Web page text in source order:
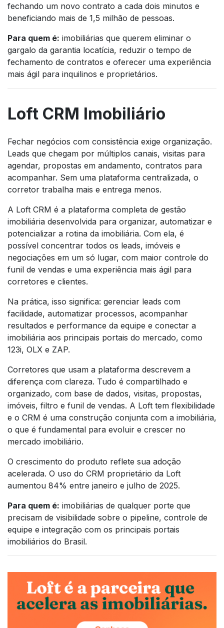
fechando um novo contrato a cada dois minutos e
beneficiando mais de 1,5 milhão de pessoas.
Para quem é: imobiliárias que querem eliminar o
gargalo da garantia locatícia, reduzir o tempo de
fechamento de contratos e oferecer uma experiência
mais ágil para inquilinos e proprietários.
Loft CRM Imobiliário
Fechar negócios com consistência exige organização.
Leads que chegam por múltiplos canais, visitas para
agendar, propostas em andamento, contratos para
acompanhar. Sem uma plataforma centralizada, o
corretor trabalha mais e entrega menos.
A Loft CRM é a plataforma completa de gestão
imobiliária desenvolvida para organizar, automatizar e
potencializar a rotina da imobiliária. Com ela, é
possível concentrar todos os leads, imóveis e
negociações em um só lugar, com maior controle do
funil de vendas e uma experiência mais ágil para
corretores e clientes.
Na prática, isso significa: gerenciar leads com
facilidade, automatizar processos, acompanhar
resultados e performance da equipe e conectar a
imobiliária aos principais portais do mercado, como
123i, OLX e ZAP.
Corretores que usam a plataforma descrevem a
diferença com clareza. Tudo é compartilhado e
organizado, com base de dados, visitas, propostas,
imóveis, filtro e funil de vendas. A Loft tem flexibilidade
e o CRM é uma construção conjunta com a imobiliária,
o que é fundamental para evoluir e crescer no
mercado imobiliário.
O crescimento do produto reflete sua adoção
acelerada. O uso do CRM proprietário da Loft
aumentou 84% entre janeiro e julho de 2025.
Para quem é: imobiliárias de qualquer porte que
precisam de visibilidade sobre o pipeline, controle de
equipe e integração com os principais portais
imobiliários do Brasil.